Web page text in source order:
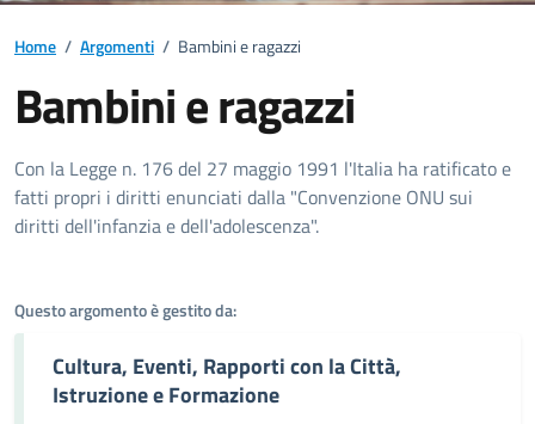
Home / Argomenti / Bambini e ragazzi
Bambini e ragazzi
Dettagli dell'argomento
Con la Legge n. 176 del 27 maggio 1991 l'Italia ha ratificato e
fatti propri i diritti enunciati dalla "Convenzione ONU sui
diritti dell'infanzia e dell'adolescenza".
Questo argomento è gestito da:
Cultura, Eventi, Rapporti con la Città,
Istruzione e Formazione